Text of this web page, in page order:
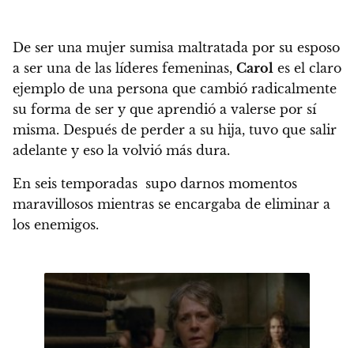
De ser una mujer sumisa maltratada por su esposo
a ser una de las líderes femeninas, Carol es el claro
ejemplo de una persona que cambió radicalmente
su forma de ser y que aprendió a valerse por sí
misma. Después de perder a su hija, tuvo que salir
adelante y eso la volvió más dura.
En seis temporadas supo darnos momentos
maravillosos mientras se encargaba de eliminar a
los enemigos.